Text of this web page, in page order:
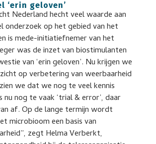
‘erin geloven’
Nederland hecht veel waarde aan
onderzoek op het gebied van het
is mede-initiatiefnemer van het
was de inzet van biostimulanten
van ‘erin geloven’. Nu krijgen we
op verbetering van weerbaarheid
we dat we nog te veel kennis
nu nog te vaak ‘trial & error’, daar
af. Op de lange termijn wordt
microbioom een basis van
zegt Helma Verberkt,